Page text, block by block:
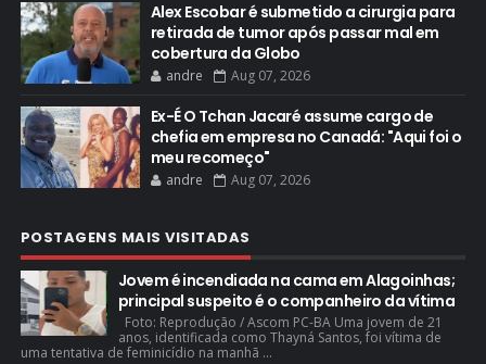
Alex Escobar é submetido a cirurgia para
retirada de tumor após passar mal em
cobertura da Globo
andre Aug 07, 2026
Ex-É O Tchan Jacaré assume cargo de
chefia em empresa no Canadá: "Aqui foi o
meu recomeço"
andre Aug 07, 2026
POSTAGENS MAIS VISITADAS
Jovem é incendiada na cama em Alagoinhas;
principal suspeito é o companheiro da vítima
Foto: Reprodução / Ascom PC-BA Uma jovem de 21
anos, identificada como Thayná Santos, foi vítima de
uma tentativa de feminicídio na manhã ...